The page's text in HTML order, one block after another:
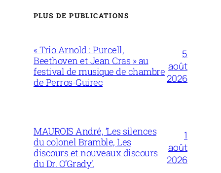
PLUS DE PUBLICATIONS
« Trio Arnold : Purcell,
Beethoven et Jean Cras » au
festival de musique de chambre
de Perros-Guirec
5
août
2026
MAUROIS André, ‘Les silences
du colonel Bramble, Les
discours et nouveaux discours
du Dr. O’Grady’.
1
août
2026